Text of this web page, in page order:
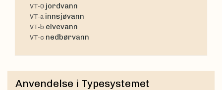
VT-0 jordvann
VT-a innsjøvann
VT-b elvevann
VT-c nedbørvann
Anvendelse i Typesystemet